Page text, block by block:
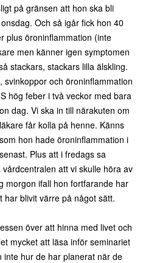
på gränsen att hon ska bli
Och så igår fick hon 40
plus öroninflammation (inte
men känner igen symptomen
stackars, stackars lilla älskling.
svinkoppor och öroninflammation
hög feber i två veckor med bara
dag. Vi ska in till närakuten om
får kolla på henne. Känns
hon hade öroninflammation i
Plus att i fredags sa
att vi skulle höra av
morgon ifall hon fortfarande har
har blivit värre på något sätt.
över att hinna med livet och
mycket att läsa inför seminariet
inte hur de har planerat när de